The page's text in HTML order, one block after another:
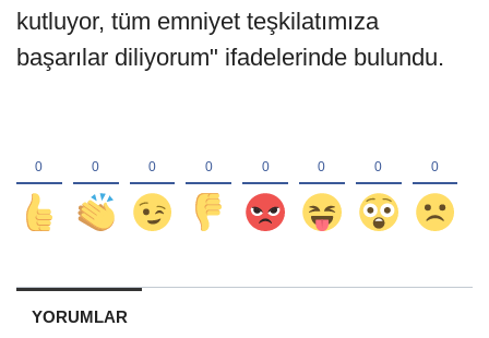
kutluyor, tüm emniyet teşkilatımıza
başarılar diliyorum" ifadelerinde bulundu.
YORUMLAR